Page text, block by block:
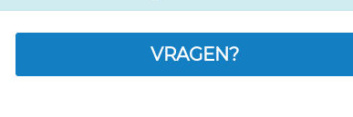
VRAGEN?